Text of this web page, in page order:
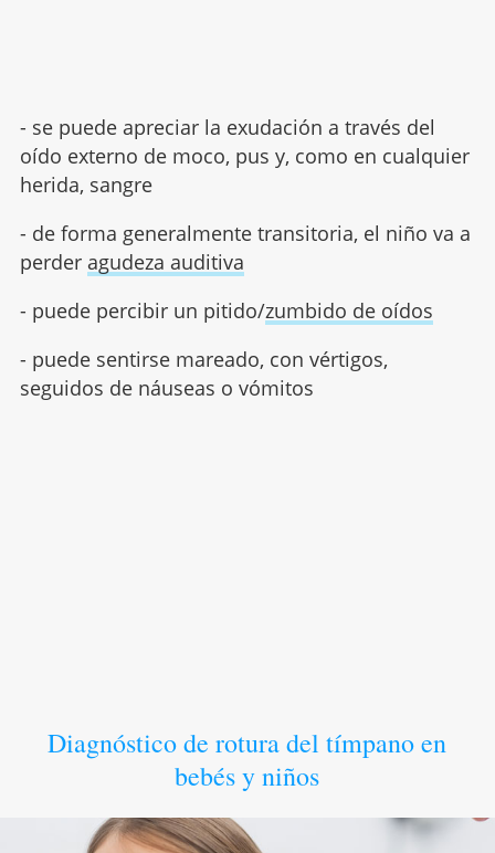
- se puede apreciar la exudación a través del
oído externo de moco, pus y, como en cualquier
herida, sangre
- de forma generalmente transitoria, el niño va a
perder agudeza auditiva
- puede percibir un pitido/zumbido de oídos
- puede sentirse mareado, con vértigos,
seguidos de náuseas o vómitos
Diagnóstico de rotura del tímpano en
bebés y niños